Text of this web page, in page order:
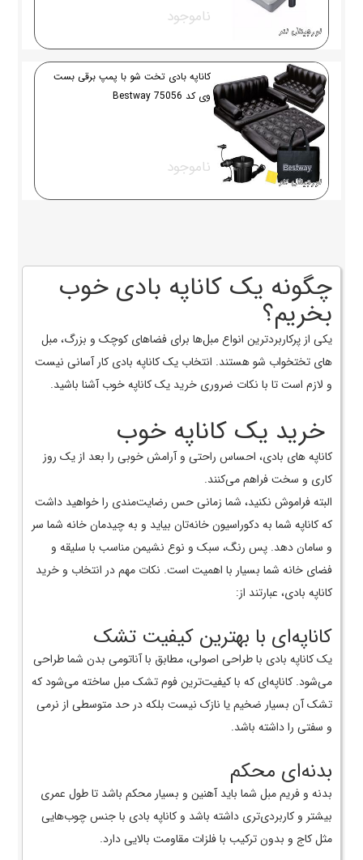
ناموجود
کاناپه بادی تخت شو با پمپ برقی بست
وی کد 75056 Bestway
ناموجود
چگونه یک کاناپه بادی خوب
بخریم؟
یکی از پرکاربردترین انواع مبل‌ها برای فضاهای کوچک و بزرگ، مبل
های تختخواب شو هستند. انتخاب یک کاناپه بادی کار آسانی نیست
و لازم است تا با نکات ضروری خرید یک کاناپه خوب آشنا باشید.
خرید یک کاناپه خوب
کاناپه های بادی، احساس راحتی و آرامش خوبی را بعد از یک روز
کاری و سخت فراهم می‌کنند.
البته فراموش نکنید، شما زمانی حس رضایت‌مندی را خواهید داشت
که کاناپه شما به دکوراسیون خانه‌تان بیاید و به چیدمان خانه شما سر
و سامان دهد. پس رنگ، سبک و نوع نشیمن مناسب با سلیقه و
فضای خانه شما بسیار با اهمیت است. نکات مهم در انتخاب و خرید
کاناپه بادی، عبارتند از:
کاناپه‌ای با بهترین کیفیت تشک
یک کاناپه بادی با طراحی اصولی، مطابق با آناتومی بدن شما طراحی
می‌شود. کاناپه‌ای که با کیفیت‌ترین فوم تشک مبل ساخته می‌شود که
تشک آن بسیار ضخیم یا نازک نیست بلکه در حد متوسطی از نرمی
و سفتی را داشته باشد.
بدنه‌ای محکم
بدنه و فریم مبل شما باید آهنین و بسیار محکم باشد تا طول عمری
بیشتر و کاربردی‌تری داشته باشد و کاناپه بادی با جنس چوب‌هایی
مثل کاج و بدون ترکیب با فلزات مقاومت بالایی دارد.